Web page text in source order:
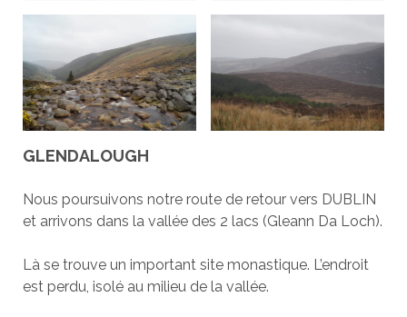
GLENDALOUGH
Nous poursuivons notre route de retour vers DUBLIN
et arrivons dans la vallée des 2 lacs (Gleann Da Loch).
Là se trouve un important site monastique. L’endroit
est perdu, isolé au milieu de la vallée.